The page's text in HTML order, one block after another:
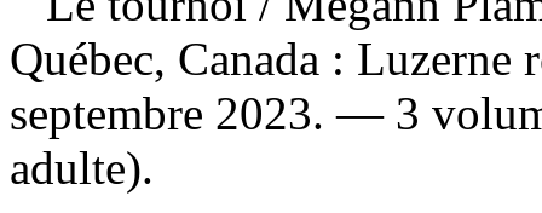
Québec, Canada : Luzerne
septembre 2023. — 3
adulte).